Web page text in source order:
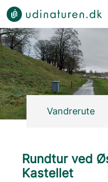
Vandrerute
Rundtur ved
Kastellet